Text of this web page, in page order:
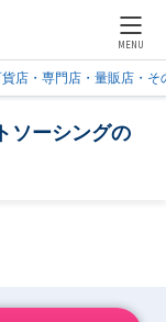
MENU
店・専門店・量販店・そ
ソーシングの